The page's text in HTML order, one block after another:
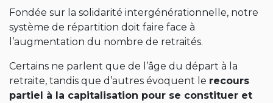
Fondée sur la solidarité intergénérationnelle, notre
système de répartition doit faire face à
l’augmentation du nombre de retraités.
Certains ne parlent que de l’âge du départ à la
retraite, tandis que d’autres évoquent le recours
partiel à la capitalisation pour se constituer et